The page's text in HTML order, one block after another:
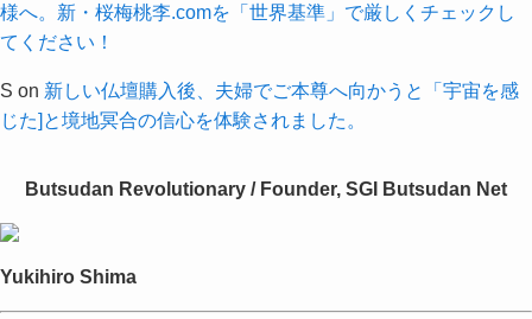
様へ。新・桜梅桃李.comを「世界基準」で厳しくチェックし
てください！
S on 新しい仏壇購入後、夫婦でご本尊へ向かうと「宇宙を感
じた]と境地冥合の信心を体験されました。
Butsudan Revolutionary / Founder, SGI Butsudan Net
Yukihiro Shima